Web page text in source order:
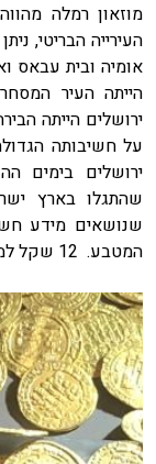
מוזאון רמלה
העירייה הבריטי,
אומיה ובית עבאס
ירושלים הייתה
על חשיבותה
ירושלים בימים
שנושאים מידע
המטבע. 12 שקל למבוגר, 10 לילד לילד.